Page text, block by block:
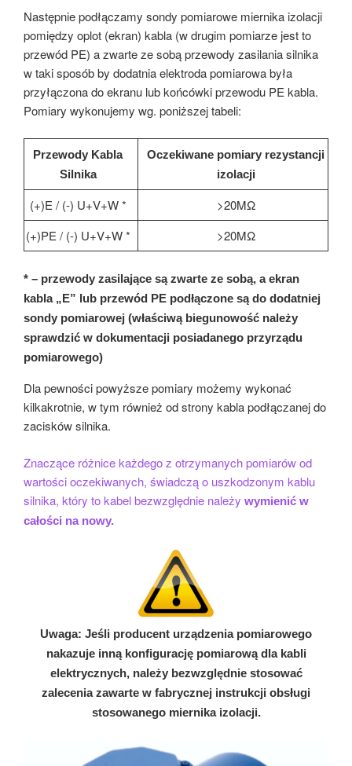
Następnie podłączamy sondy pomiarowe miernika izolacji
pomiędzy oplot (ekran) kabla (w drugim pomiarze jest to
przewód PE) a zwarte ze sobą przewody zasilania silnika
w taki sposób by dodatnia elektroda pomiarowa była
przyłączona do ekranu lub końcówki przewodu PE kabla.
Pomiary wykonujemy wg. poniższej tabeli:
Przewody Kabla
Silnika
Oczekiwane pomiary rezystancji
izolacji
(+)E / (-) U+V+W *
>20MΩ
(+)PE / (-) U+V+W *
>20MΩ
* – przewody zasilające są zwarte ze sobą, a ekran
kabla „E” lub przewód PE podłączone są do dodatniej
sondy pomiarowej (właściwą biegunowość należy
sprawdzić w dokumentacji posiadanego przyrządu
pomiarowego)
Dla pewności powyższe pomiary możemy wykonać
kilkakrotnie, w tym również od strony kabla podłączanej do
zacisków silnika.
Znaczące różnice każdego z otrzymanych pomiarów od
wartości oczekiwanych, świadczą o uszkodzonym kablu
silnika, który to kabel bezwzględnie należy wymienić w
całości na nowy.
Uwaga: Jeśli producent urządzenia pomiarowego
nakazuje inną konfigurację pomiarową dla kabli
elektrycznych, należy bezwzględnie stosować
zalecenia zawarte w fabrycznej instrukcji obsługi
stosowanego miernika izolacji.